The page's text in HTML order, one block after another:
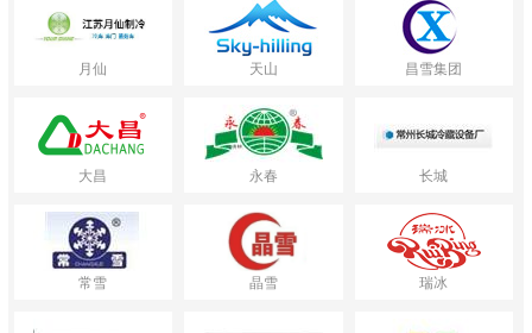
月仙 天山 昌雪集团
大昌 永春 长城
常雪 晶雪 瑞冰